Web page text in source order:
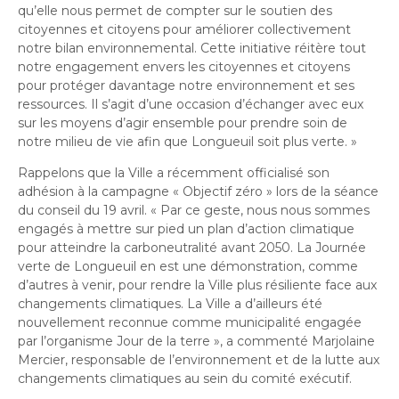
qu’elle nous permet de compter sur le soutien des
citoyennes et citoyens pour améliorer collectivement
notre bilan environnemental. Cette initiative réitère tout
notre engagement envers les citoyennes et citoyens
pour protéger davantage notre environnement et ses
ressources. Il s’agit d’une occasion d’échanger avec eux
sur les moyens d’agir ensemble pour prendre soin de
notre milieu de vie afin que Longueuil soit plus verte. »
Rappelons que la Ville a récemment officialisé son
adhésion à la campagne « Objectif zéro » lors de la séance
du conseil du 19 avril. « Par ce geste, nous nous sommes
engagés à mettre sur pied un plan d’action climatique
pour atteindre la carboneutralité avant 2050. La Journée
verte de Longueuil en est une démonstration, comme
d’autres à venir, pour rendre la Ville plus résiliente face aux
changements climatiques. La Ville a d’ailleurs été
nouvellement reconnue comme municipalité engagée
par l’organisme Jour de la terre », a commenté Marjolaine
Mercier, responsable de l’environnement et de la lutte aux
changements climatiques au sein du comité exécutif.